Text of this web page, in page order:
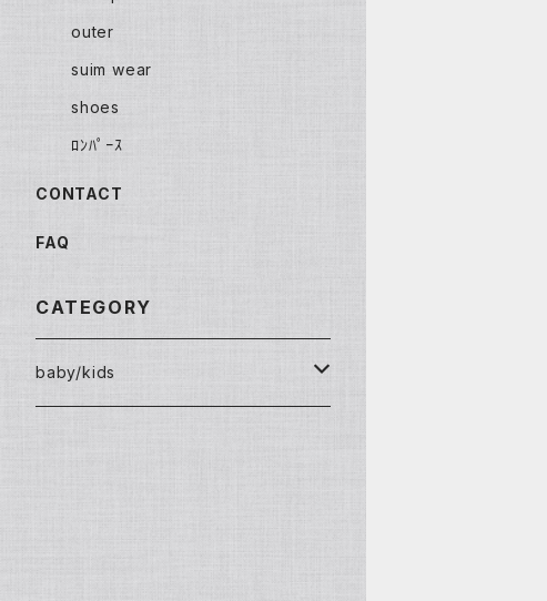
outer
suim wear
shoes
ﾛﾝﾊﾟｰｽ
CONTACT
FAQ
CATEGORY
baby/kids